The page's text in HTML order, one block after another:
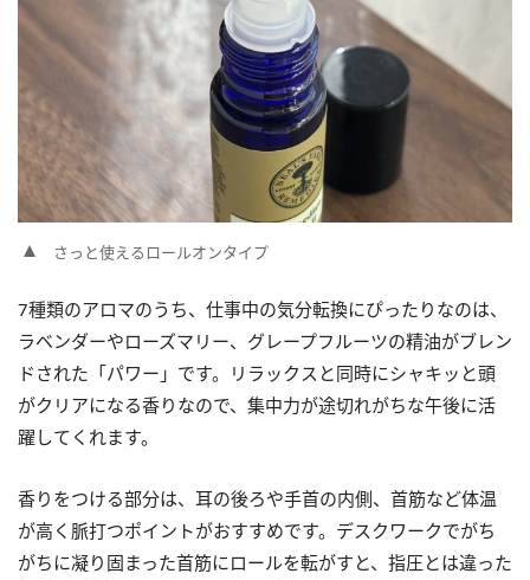
さっと使えるロールオンタイプ
7種類のアロマのうち、仕事中の気分転換にぴったりなのは、
ラベンダーやローズマリー、グレープフルーツの精油がブレン
ドされた「パワー」です。リラックスと同時にシャキッと頭
がクリアになる香りなので、集中力が途切れがちな午後に活
躍してくれます。
香りをつける部分は、耳の後ろや手首の内側、首筋など体温
が高く脈打つポイントがおすすめです。デスクワークでがち
がちに凝り固まった首筋にロールを転がすと、指圧とは違った